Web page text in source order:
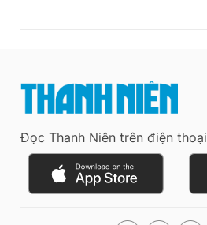
Đọc Thanh Niên trên điện thoại